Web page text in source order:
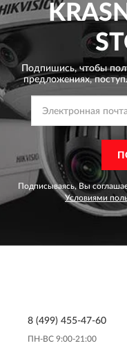
Подпишись, чтобы
предложениях,
Подписываясь, Вы
Условиями
8 (499) 455-47-60
ПН-ВС 9:00-21:00